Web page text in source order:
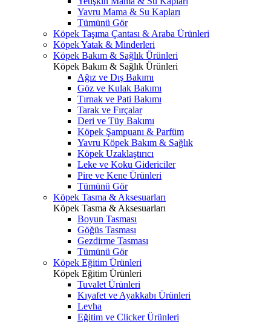
Yavru Mama & Su Kapları
Tümünü Gör
Köpek Taşıma Çantası & Araba Ürünleri
Köpek Yatak & Minderleri
Köpek Bakım & Sağlık Ürünleri
Köpek Bakım & Sağlık Ürünleri
Ağız ve Dış Bakımı
Göz ve Kulak Bakımı
Tırnak ve Pati Bakımı
Tarak ve Fırçalar
Deri ve Tüy Bakımı
Köpek Şampuanı & Parfüm
Yavru Köpek Bakım & Sağlık
Köpek Uzaklaştırıcı
Leke ve Koku Gidericiler
Pire ve Kene Ürünleri
Tümünü Gör
Köpek Tasma & Aksesuarları
Köpek Tasma & Aksesuarları
Boyun Tasması
Göğüs Tasması
Gezdirme Tasması
Tümünü Gör
Köpek Eğitim Ürünleri
Köpek Eğitim Ürünleri
Tuvalet Ürünleri
Kıyafet ve Ayakkabı Ürünleri
Levha
Eğitim ve Clicker Ürünleri